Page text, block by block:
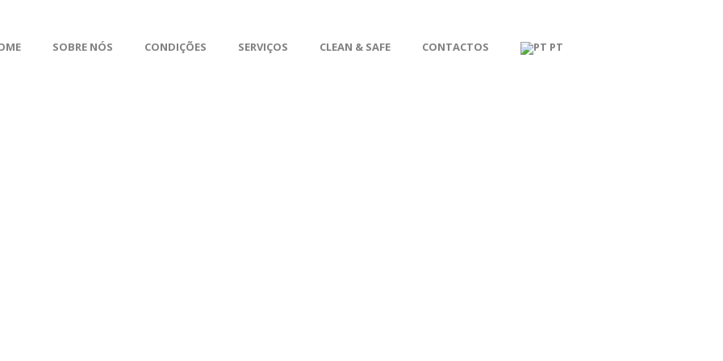
SOBRE NÓS CONDIÇÕES SERVIÇOS CLEAN & SAFE CONTACTOS PT